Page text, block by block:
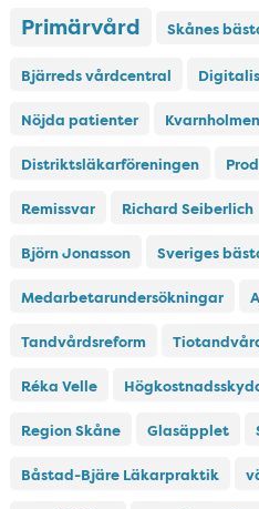
Primärvård Skånes
Bjärreds vårdcentral
Nöjda patienter
Distriktsläkarföreningen
Remissvar Richard Seiberlich
Björn Jonasson Sveriges
Medarbetarundersökningar
Tandvårdsreform
Réka Velle
Region Skåne Glasäpplet
Båstad-Bjäre Läkarpraktik